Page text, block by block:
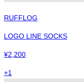
RUFFLOG
LOGO LINE SOCKS
¥2,200
+1